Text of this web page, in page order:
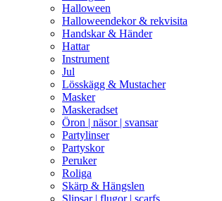
Halloween
Halloweendekor & rekvisita
Handskar & Händer
Hattar
Instrument
Jul
Lösskägg & Mustacher
Masker
Maskeradset
Öron | näsor | svansar
Partylinser
Partyskor
Peruker
Roliga
Skärp & Hängslen
Slipsar | flugor | scarfs